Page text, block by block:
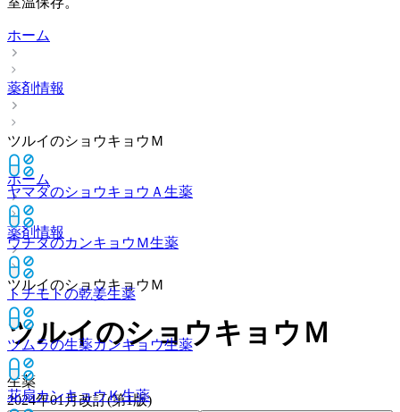
ホーム
薬剤情報
ツルイのショウキョウＭ
ヤマダのショウキョウＡ 生薬
ウチダのカンキョウＭ生薬
トチモトの乾姜生薬
ツムラの生薬カンキョウ生薬
花扇カンキョウＫ生薬
ホーム
薬剤情報
ツルイのショウキョウＭ
ツルイのショウキョウＭ
生薬
2024年01月改訂(第1版)